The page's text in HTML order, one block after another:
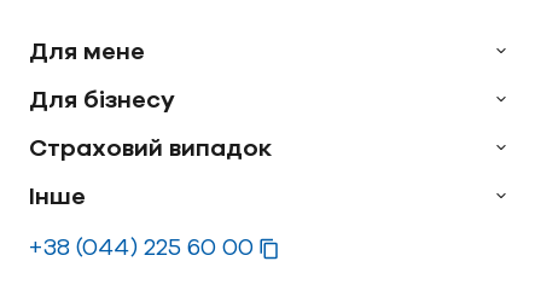
Для мене
Для бізнесу
Страховий випадок
Інше
+38 (044) 225 60 00